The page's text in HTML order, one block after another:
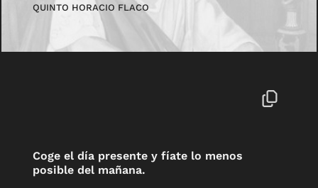
QUINTO HORACIO FLACO
Coge el día presente y fíate lo menos
posible del mañana.